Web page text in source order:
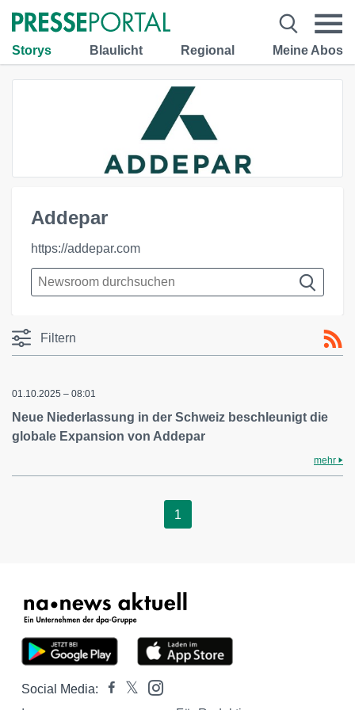
Storys Blaulicht Regional Meine Abos
Addepar
https://addepar.com
Filtern
01.10.2025 – 08:01
Neue Niederlassung in der Schweiz beschleunigt die
globale Expansion von Addepar
mehr
1
Social Media: